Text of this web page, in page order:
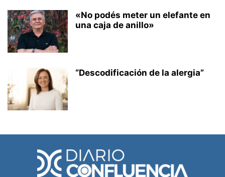
«No podés meter un elefante en
una caja de anillo»
“Descodificación de la alergia”